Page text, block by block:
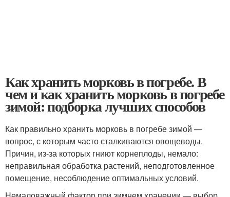
Как хранить морковь в погребе. В
чем и как хранить морковь в погребе
зимой: подборка лучших способов
Как правильно хранить морковь в погребе зимой —
вопрос, с которым часто сталкиваются овощеводы.
Причин, из-за которых гниют корнеплоды, немало:
неправильная обработка растений, неподготовленное
помещение, несоблюдение оптимальных условий.